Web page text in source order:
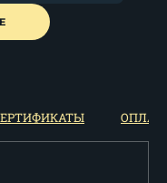
полный